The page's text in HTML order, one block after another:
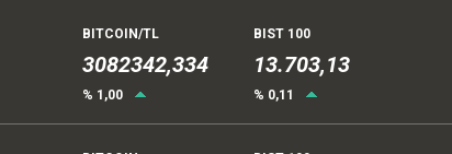
BITCOIN/TL
3082342,334
% 1,00
BIST 100
13.703,13
% 0,11